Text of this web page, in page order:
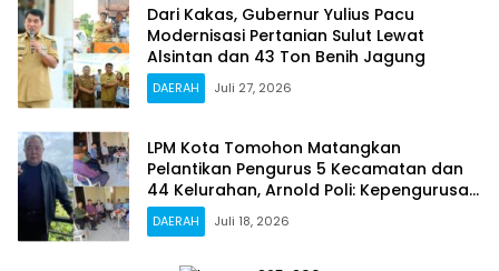
Dari Kakas, Gubernur Yulius Pacu
Modernisasi Pertanian Sulut Lewat
Alsintan dan 43 Ton Benih Jagung
DAERAH Juli 27, 2026
LPM Kota Tomohon Matangkan
Pelantikan Pengurus 5 Kecamatan dan
44 Kelurahan, Arnold Poli: Kepengurusan
Kami Sah dan Legal
DAERAH Juli 18, 2026